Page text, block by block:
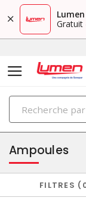
Lumen
Gratuit
éclairage
Ampoules
FILTRES